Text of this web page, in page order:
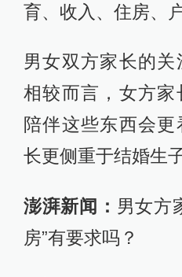
育、收入、住房、户
男女双方家长的关
相较而言，女方家
陪伴这些东西会
长更侧重于结婚生
澎湃新闻： 男女方
房”有要求吗？